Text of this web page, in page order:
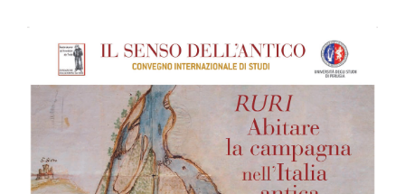
Barra
laterale
dell'articolo